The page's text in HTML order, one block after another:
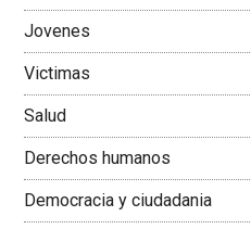
Jovenes
Victimas
Salud
Derechos humanos
Democracia y ciudadania